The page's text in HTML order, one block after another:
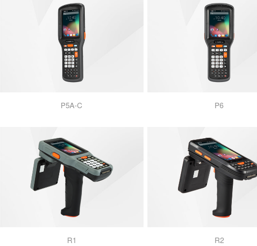
P5A-C P6
R1 R2